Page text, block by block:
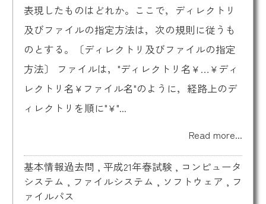
表現したものはどれか。ここで，ディレクトリ
及びファイルの指定方法は，次の規則に従うも
のとする。〔ディレクトリ及びファイルの指定
方法〕 ファイルは，"ディレクトリ名¥…¥ディ
レクトリ名¥ファイル名"のように，経路上のデ
ィレクトリを順に"¥"...
Read more...
基本情報過去問 , 平成21年春試験 , コンピュータ
システム , ファイルシステム , ソフトウェア , フ
ァイルパス